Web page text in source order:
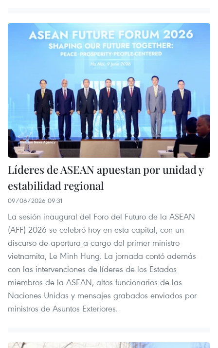
Líderes de ASEAN apuestan por unidad y
estabilidad regional
09/06/2026 09:31
La sesión inaugural del Foro del Futuro de la ASEAN
(AFF) 2026 se celebró hoy en esta capital, con un
discurso de apertura a cargo del primer ministro
vietnamita, Le Minh Hung. La jornada contó además
con las intervenciones de líderes de los Estados
miembros de la ASEAN, altos funcionarios de las
Naciones Unidas y mensajes grabados enviados por
ministros de Asuntos Exteriores.